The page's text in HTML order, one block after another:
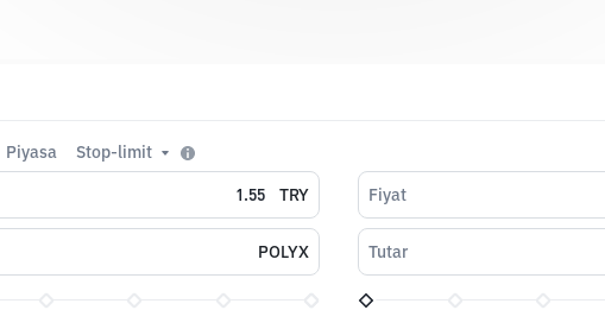
Piyasa
Stop-limit
TRY
POLYX
Fiyat
Tutar